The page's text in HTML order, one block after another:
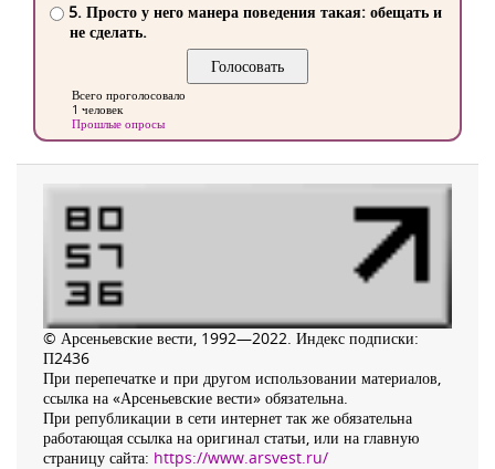
5. Просто у него манера поведения такая: обещать и
не сделать.
Всего проголосовало
1 человек
Прошлые опросы
© Арсеньевские вести, 1992—2022. Индекс подписки:
П2436
При перепечатке и при другом использовании материалов,
ссылка на «Арсеньевские вести» обязательна.
При републикации в сети интернет так же обязательна
работающая ссылка на оригинал статьи, или на главную
страницу сайта: https://www.arsvest.ru/